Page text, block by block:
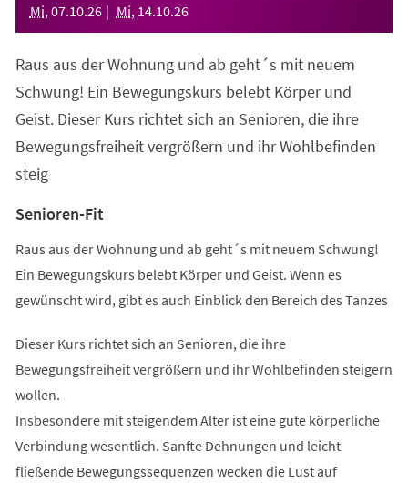
Mi, 07.10.26 Mi, 14.10.26
Raus aus der Wohnung und ab geht´s mit neuem
Schwung! Ein Bewegungskurs belebt Körper und
Geist. Dieser Kurs richtet sich an Senioren, die ihre
Bewegungsfreiheit vergrößern und ihr Wohlbefinden
steig
Senioren-Fit
Raus aus der Wohnung und ab geht´s mit neuem Schwung!
Ein Bewegungskurs belebt Körper und Geist. Wenn es
gewünscht wird, gibt es auch Einblick den Bereich des Tanzes
Dieser Kurs richtet sich an Senioren, die ihre
Bewegungsfreiheit vergrößern und ihr Wohlbefinden steigern
wollen.
Insbesondere mit steigendem Alter ist eine gute körperliche
Verbindung wesentlich. Sanfte Dehnungen und leicht
fließende Bewegungssequenzen wecken die Lust auf